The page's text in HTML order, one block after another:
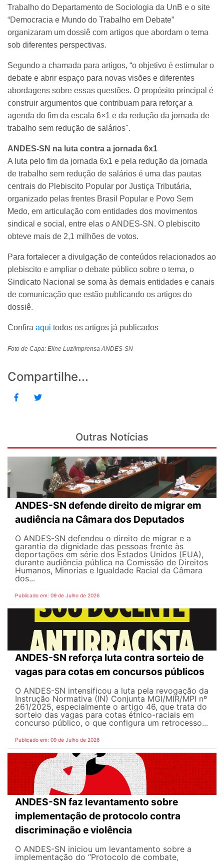
Trabalho do Departamento de Sociologia da UnB e o site
“Democracia e Mundo do Trabalho em Debate”
organizaram um dossiê com artigos que abordam o tema
sob diferentes perspectivas.
Segundo a chamada para artigos, “o objetivo é estimular o
debate e abrir espaço para novas visões e diferentes
abordagens sobre essas questões. O propósito principal é
construir argumentos que contribuam para reforçar a
agenda do fim da escala 6×1 e da redução da jornada de
trabalho sem redução de salários".
ANDES-SN na luta contra a jornada 6x1
A luta pelo fim da jornada 6x1 e pela redução da jornada
de trabalho sem redução de salários é uma das pautas
centrais do Plebiscito Popular por Justiça Tributária,
organizado pelas frentes Brasil Popular e Povo Sem
Medo, em articulação com entidades dos movimentos
sindical e social, entre elas o ANDES-SN. O plebiscito
obteve mais de 2,1 milhões de votos.
Para fortalecer a divulgação de conteúdos relacionados ao
plebiscito e ampliar o debate público sobre o tema, o
Sindicato Nacional se soma às demais entidades e canais
de comunicação que estão publicando os artigos do
dossiê.
Confira aqui todos os artigos já publicados
Foto de Capa: Eline Luz/Imprensa ANDES-SN
Compartilhe...
Outras Notícias
ANDES-SN defende direito de migrar em
audiência na Câmara dos Deputados
O ANDES-SN defendeu o direito de migrar e a
garantia da dignidade das pessoas frente às
deportações em série dos Estados Unidos (EUA),
durante audiência pública na Comissão de Direitos
Humanos, Minorias e Igualdade Racial da Câmara
dos...
Publicado em: 09 de Julho de 2026
ANDES-SN reforça luta contra sorteio de
vagas para cotas em concursos públicos
O ANDES-SN intensificou a luta pela revogação da
Instrução Normativa (IN) Conjunta MGI/MIR/MPI nº
261/2025, especialmente o artigo 46, que trata do
sorteio das vagas para cotas étnico-raciais em
concurso público, o que configura um retrocesso...
Publicado em: 09 de Julho de 2026
ANDES-SN faz levantamento sobre
implementação de protocolo contra
discriminação e violência
O ANDES-SN iniciou um levantamento sobre a
implementação do “Protocolo de combate,